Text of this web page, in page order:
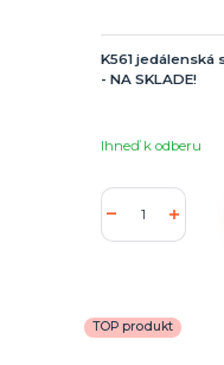
K561 jedálenská
- NA SKLADE!
Ihneď k odberu
TOP produkt